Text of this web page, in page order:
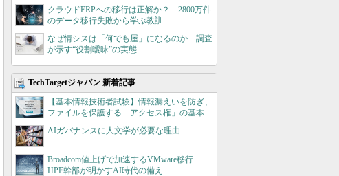
クラウドERPへの移行は正解か？ 2800万件
のデータ移行失敗から学ぶ教訓
なぜ情シスは「何でも屋」になるのか 調査
が示す“役割曖昧”の実態
TechTargetジャパン 新着記事
【基本情報技術者試験】情報漏えいを防ぎ、
ファイルを保護する「アクセス権」の基本
AIガバナンスに人文学が必要な理由
Broadcom値上げで加速するVMware移行
HPE幹部が明かすAI時代の備え